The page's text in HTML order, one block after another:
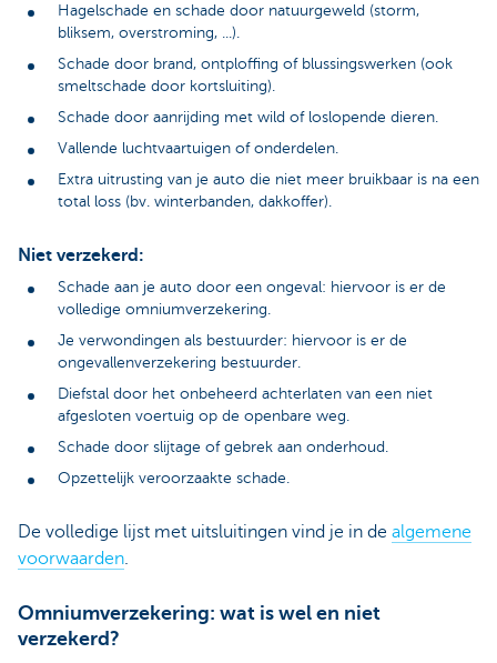
Hagelschade en schade door natuurgeweld (storm,
bliksem, overstroming, ...).
Schade door brand, ontploffing of blussingswerken (ook
smeltschade door kortsluiting).
Schade door aanrijding met wild of loslopende dieren.
Vallende luchtvaartuigen of onderdelen.
Extra uitrusting van je auto die niet meer bruikbaar is na een
total loss (bv. winterbanden, dakkoffer).
Niet verzekerd:
Schade aan je auto door een ongeval: hiervoor is er de
volledige omniumverzekering.
Je verwondingen als bestuurder: hiervoor is er de
ongevallenverzekering bestuurder.
Diefstal door het onbeheerd achterlaten van een niet
afgesloten voertuig op de openbare weg.
Schade door slijtage of gebrek aan onderhoud.
Opzettelijk veroorzaakte schade.
De volledige lijst met uitsluitingen vind je in de algemene
voorwaarden.
Omniumverzekering: wat is wel en niet
verzekerd?